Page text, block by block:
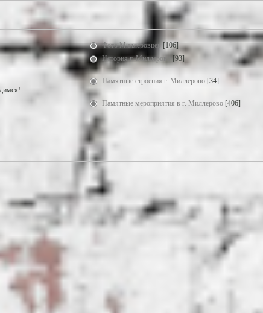
Фото Миллеровцев [106]
История г. Миллерово [93]
Памятные строения г. Миллерово [34]
Памятные мероприятия в г. Миллерово [406]